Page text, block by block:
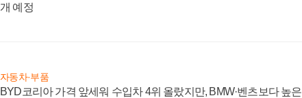
개 예정
자동차·부품
BYD코리아 가격 앞세워 수입차 4위 올랐지만, BMW·벤츠보다 높은